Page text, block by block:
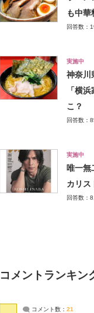
も中華
回答数：
実施中
神奈川
「横
こ？
回答数：
実施中
唯一無
カリス
回答数：
コメントランキン
コメント数： 21